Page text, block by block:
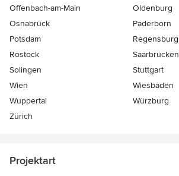
Offenbach-am-Main
Oldenburg
Osnabrück
Paderborn
Potsdam
Regensburg
Rostock
Saarbrücken
Solingen
Stuttgart
Wien
Wiesbaden
Wuppertal
Würzburg
Zürich
Projektart